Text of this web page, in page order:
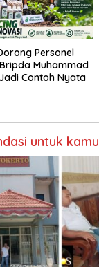
Personel
Muhammad
Contoh Nyata
untuk kamu